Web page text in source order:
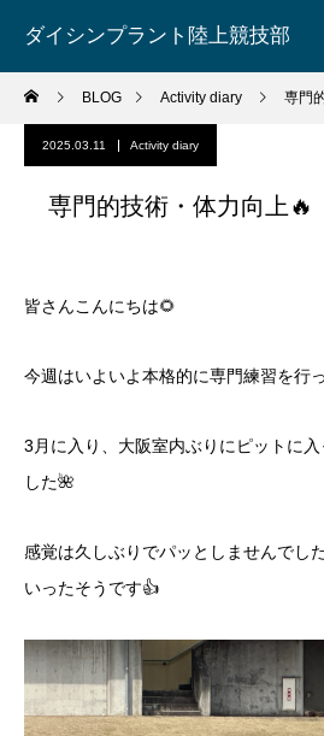
ダイシンプラント陸上競技部
BLOG Activity diary 専門
2025.03.11 Activity diary
専門的技術・体力向上🔥
皆さんこんにちは🌻
今週はいよいよ本格的に専門練習を行
3月に入り、大阪室内ぶりにピットに
した🌺
感覚は久しぶりでパッとしませんでし
いったそうです👍